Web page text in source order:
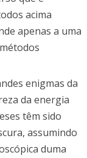
acima
apenas a uma
enigmas da
da energia
têm sido
assumindo
duma